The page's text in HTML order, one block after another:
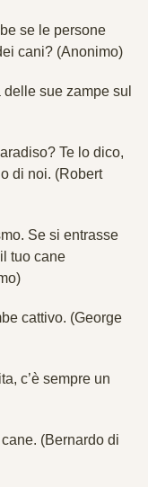
se le persone
cani? (Anonimo)
sue zampe sul
Te lo dico,
di noi. (Robert
Se si entrasse
tuo cane
cattivo. (George
c’è sempre un
(Bernardo di